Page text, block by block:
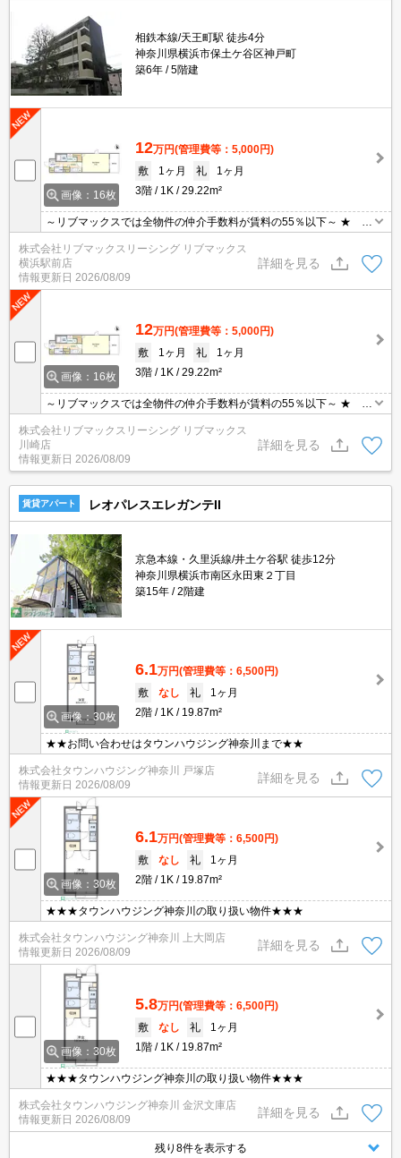
相鉄本線/天王町駅 徒歩4分
神奈川県横浜市保土ケ谷区神戸町
築6年
5階建
画像：16枚
12万円(管理費等：5,000円)
敷
1ヶ月 礼
1ヶ月
3階
1K 29.22m²
～リブマックスでは全物件の仲介手数料が賃料の55％以下～ ★ 洋
室8.5帖・角部屋２面採光 ★ インターネット無料 ★
株式会社リブマックスリーシング リブマックス
横浜駅前店
情報更新日 2026/08/09
詳細を見る
画像：16枚
12万円(管理費等：5,000円)
敷
1ヶ月 礼
1ヶ月
3階
1K 29.22m²
～リブマックスでは全物件の仲介手数料が賃料の55％以下～ ★ 洋
室8.5帖・角部屋２面採光 ★ インターネット無料 ★
株式会社リブマックスリーシング リブマックス
川崎店
情報更新日 2026/08/09
詳細を見る
賃貸アパート レオパレスエレガンテII
京急本線・久里浜線/井土ケ谷駅 徒歩12分
神奈川県横浜市南区永田東２丁目
築15年
2階建
画像：30枚
6.1万円(管理費等：6,500円)
敷
なし 礼
1ヶ月
2階
1K 19.87m²
★★お問い合わせはタウンハウジング神奈川まで★★
株式会社タウンハウジング神奈川 戸塚店
情報更新日 2026/08/09
詳細を見る
画像：30枚
6.1万円(管理費等：6,500円)
敷
なし 礼
1ヶ月
2階
1K 19.87m²
★★★タウンハウジング神奈川の取り扱い物件★★★
株式会社タウンハウジング神奈川 上大岡店
情報更新日 2026/08/09
詳細を見る
画像：30枚
5.8万円(管理費等：6,500円)
敷
なし 礼
1ヶ月
1階
1K 19.87m²
★★★タウンハウジング神奈川の取り扱い物件★★★
株式会社タウンハウジング神奈川 金沢文庫店
情報更新日 2026/08/09
詳細を見る
残り8件を表示する